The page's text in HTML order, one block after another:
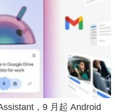
，9 月起 Android